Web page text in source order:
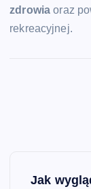
zdrowia oraz
rekreacyjnej.
Jak